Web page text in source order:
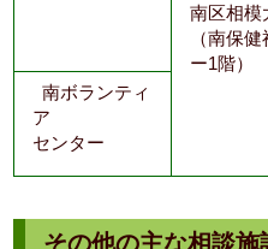
南区相模
（南保
ー1階）
南ボランティ
ア
センター
その他の主な相談施